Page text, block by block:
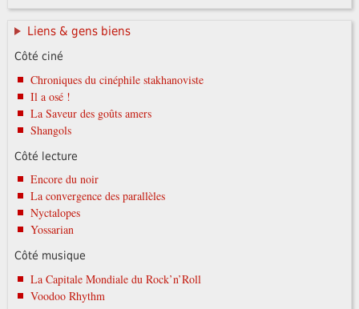
Liens & gens biens
Côté ciné
Chroniques du cinéphile stakhanoviste
Il a osé !
La Saveur des goûts amers
Shangols
Côté lecture
Encore du noir
La convergence des parallèles
Nyctalopes
Yossarian
Côté musique
La Capitale Mondiale du Rock’n’Roll
Voodoo Rhythm